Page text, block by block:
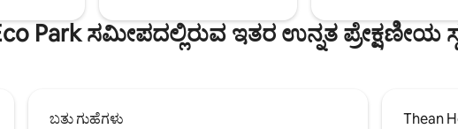
Park ಸಮೀಪದಲ್ಲಿರುವ ಇತರ ಉನ್ನತ ಪ್ರೇಕ್ಷಣೀಯ
ಬತು ಗುಹೆಗಳು
Thean